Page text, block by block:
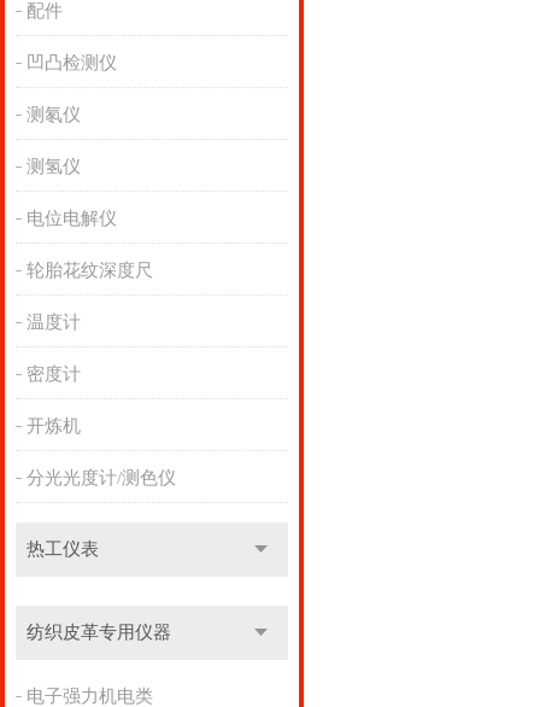
配件
凹凸检测仪
测氡仪
测氢仪
电位电解仪
轮胎花纹深度尺
温度计
密度计
开炼机
分光光度计/测色仪
热工仪表
纺织皮革专用仪器
电子强力机电类